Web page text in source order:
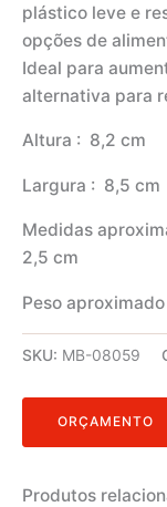
plástico leve e
opções de
Ideal para
alternativa para
Altura : 8,2 cm
Largura : 8,5 cm
Medidas
2,5 cm
Peso aproximado
SKU: MB-08059
ORÇAMENTO
Produtos